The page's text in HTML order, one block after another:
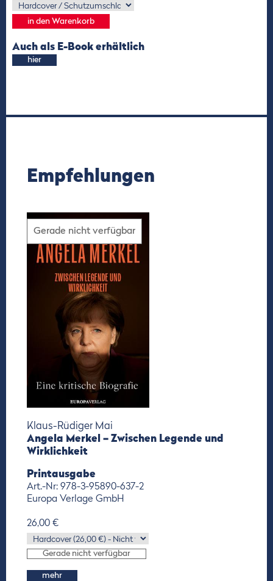
Auch als E-Book erhältlich
hier
Empfehlungen
Gerade nicht verfügbar
Klaus-Rüdiger Mai
Angela Merkel – Zwischen Legende und
Wirklichkeit
Printausgabe
Art.-Nr: 978-3-95890-637-2
Europa Verlage GmbH
26,00 €
mehr